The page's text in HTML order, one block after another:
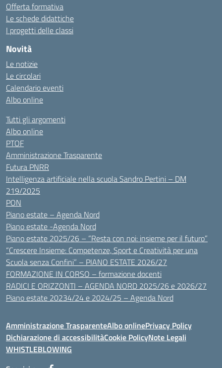
Offerta formativa
Le schede didattiche
I progetti delle classi
Novità
Le notizie
Le circolari
Calendario eventi
Albo online
Tutti gli argomenti
Albo online
PTOF
Amministrazione Trasparente
Futura PNRR
Intelligenza artificiale nella scuola Sandro Pertini – DM
219/2025
PON
Piano estate – Agenda Nord
Piano estate -Agenda Nord
Piano estate 2025/26 – “Resta con noi: insieme per il futuro”
“Crescere Insieme: Competenze, Sport e Creatività per una
Scuola senza Confini” – PIANO ESTATE 2026/27
FORMAZIONE IN CORSO – formazione docenti
RADICI E ORIZZONTI – AGENDA NORD 2025/26 e 2026/27
Piano estate 20234/24 e 2024/25 – Agenda Nord
Amministrazione TrasparenteAlbo onlinePrivacy Policy
Dichiarazione di accessibilitàCookie PolicyNote Legali
WHISTLEBLOWING